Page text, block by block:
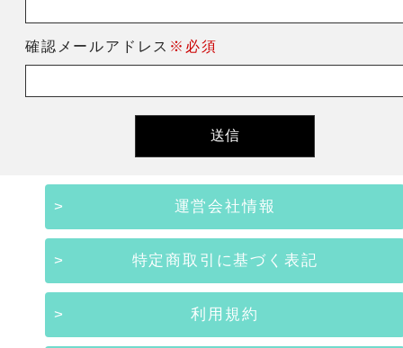
確認メールアドレス ※必須
運営会社情報
特定商取引に基づく表記
利用規約